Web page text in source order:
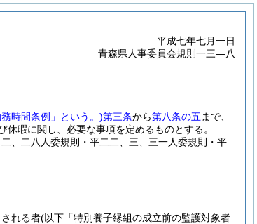
平成七年七月一日
青森県人事委員会規則一三―八
時間条例」という。)第三条から第八条の五 まで、
暇に関し、必要な事項を定めるものとする。
、二八人委規則・平二二、三、三一人委規則・平
れる者(以下「特別養子縁組の成立前の監護対象者